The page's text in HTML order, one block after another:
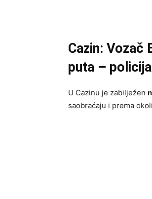
Cazin: Vozač
puta –
U Cazinu je zabilježen
saobraćaju i prema